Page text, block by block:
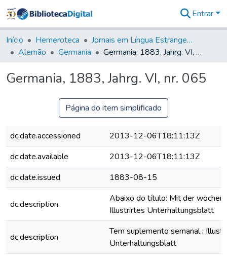
&
Coleções
Tudo na
Digital
Entrar
Início Hemeroteca
Jornais em Língua Estrangeira
Alemão
Germania Germania, 1883, Jahrg. VI, nr. 065
Germania, 1883, Jahrg. VI, nr. 065
Página do item simplificado
dc.date.accessioned
2013-12-06T18:11:13Z
dc.date.available
2013-12-06T18:11:13Z
dc.date.issued
1883-08-15
dc.description
Abaixo do título: Mit der
Illustrirtes Unterhaltungsblatt
dc.description
Tem suplemento semanal :
Unterhaltungsblatt